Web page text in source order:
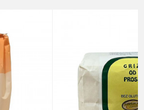
Gluten-Free, Non Gmo, Vegan
Holesterol, Nadutost, Varenje
Visok nivo minerala